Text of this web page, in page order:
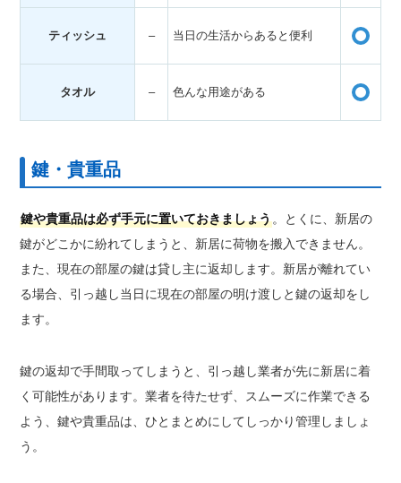
ティッシュ – 当日の生活からあると便利
タオル – 色んな用途がある
鍵・貴重品
鍵や貴重品は必ず手元に置いておきましょう。とくに、新居の
鍵がどこかに紛れてしまうと、新居に荷物を搬入できません。
また、現在の部屋の鍵は貸し主に返却します。新居が離れてい
る場合、引っ越し当日に現在の部屋の明け渡しと鍵の返却をし
ます。
鍵の返却で手間取ってしまうと、引っ越し業者が先に新居に着
く可能性があります。業者を待たせず、スムーズに作業できる
よう、鍵や貴重品は、ひとまとめにしてしっかり管理しましょ
う。